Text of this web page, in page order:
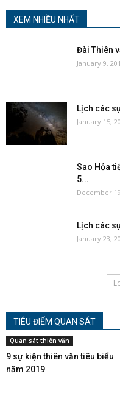
XEM NHIỀU NHẤT
Đài Thiên
January 9,
Lịch các
January 15,
Sao Hỏa
5...
December
Lịch các
January 23,
TIÊU ĐIỂM QUAN SÁT
Quan sát thiên văn
9 sự kiện thiên văn tiêu biểu
năm 2019